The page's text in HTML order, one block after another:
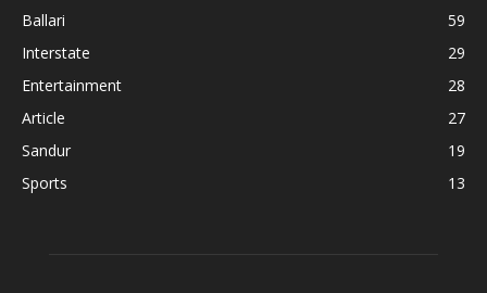
Ballari
59
Interstate
29
Entertainment
28
Article
27
Sandur
19
Sports
13